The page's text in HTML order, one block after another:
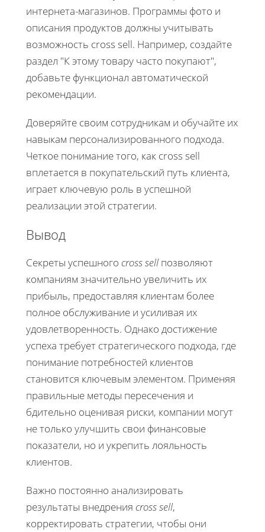
интернета-магазинов. Программы фото и
описания продуктов должны учитывать
возможность cross sell. Например, создайте
раздел "К этому товару часто покупают",
добавьте функционал автоматической
рекомендации.
Доверяйте своим сотрудникам и обучайте их
навыкам персонализированного подхода.
Четкое понимание того, как cross sell
вплетается в покупательский путь клиента,
играет ключевую роль в успешной
реализации этой стратегии.
Вывод
Секреты успешного cross sell позволяют
компаниям значительно увеличить их
прибыль, предоставляя клиентам более
полное обслуживание и усиливая их
удовлетворенность. Однако достижение
успеха требует стратегического подхода, где
понимание потребностей клиентов
становится ключевым элементом. Применяя
правильные методы пересечения и
бдительно оценивая риски, компании могут
не только улучшить свои финансовые
показатели, но и укрепить лояльность
клиентов.
Важно постоянно анализировать
результаты внедрения cross sell,
корректировать стратегии, чтобы они